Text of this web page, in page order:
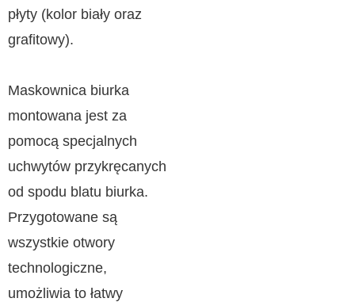
płyty (kolor biały oraz
grafitowy).
Maskownica biurka
montowana jest za
pomocą specjalnych
uchwytów przykręcanych
od spodu blatu biurka.
Przygotowane są
wszystkie otwory
technologiczne,
umożliwia to łatwy